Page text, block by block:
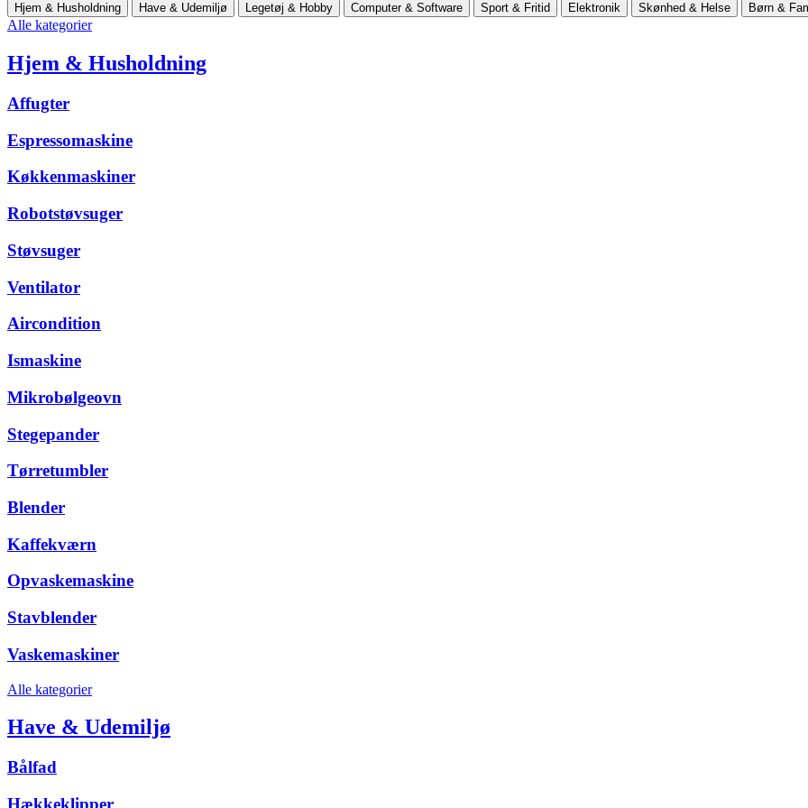
Hjem & Husholdning Have & Udemiljø Legetøj & Hobby Computer & Software Sport & Fritid Elektronik Skønhed & Helse Børn &
Alle kategorier
Hjem & Husholdning
Affugter
Espressomaskine
Køkkenmaskiner
Robotstøvsuger
Støvsuger
Ventilator
Aircondition
Ismaskine
Mikrobølgeovn
Stegepander
Tørretumbler
Blender
Kaffekværn
Opvaskemaskine
Stavblender
Vaskemaskiner
Alle kategorier
Have & Udemiljø
Bålfad
Hækkeklipper